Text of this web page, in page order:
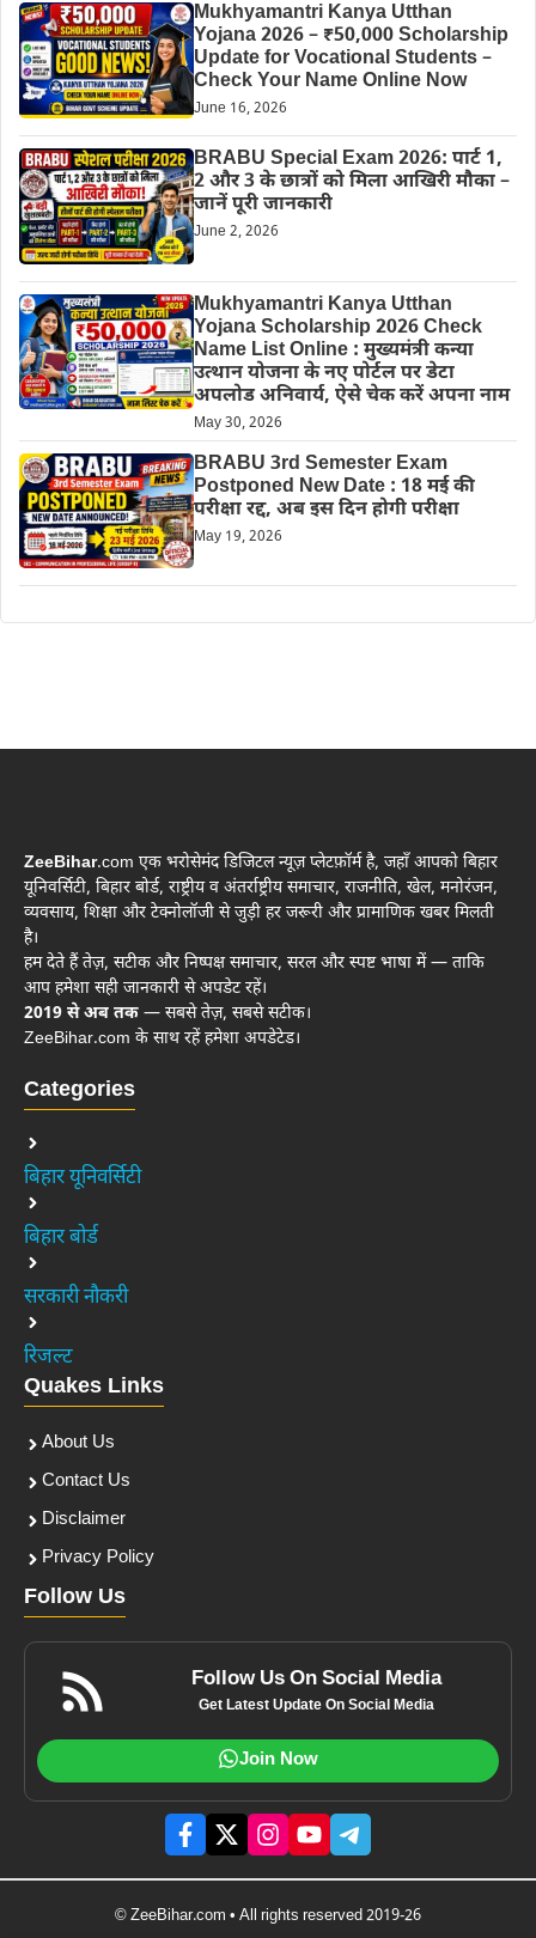
Mukhyamantri Kanya Utthan
Yojana 2026 – ₹50,000 Scholarship
Update for Vocational Students –
Check Your Name Online Now
June 16, 2026
BRABU Special Exam 2026: पार्ट 1,
2 और 3 के छात्रों को मिला आखिरी मौका –
जानें पूरी जानकारी
June 2, 2026
Mukhyamantri Kanya Utthan
Yojana Scholarship 2026 Check
Name List Online : मुख्यमंत्री कन्या
उत्थान योजना के नए पोर्टल पर डेटा
अपलोड अनिवार्य, ऐसे चेक करें अपना नाम
May 30, 2026
BRABU 3rd Semester Exam
Postponed New Date : 18 मई की
परीक्षा रद्द, अब इस दिन होगी परीक्षा
May 19, 2026
ZeeBihar.com एक भरोसेमंद डिजिटल न्यूज़ प्लेटफ़ॉर्म है, जहाँ आपको बिहार
यूनिवर्सिटी, बिहार बोर्ड, राष्ट्रीय व अंतर्राष्ट्रीय समाचार, राजनीति, खेल, मनोरंजन,
व्यवसाय, शिक्षा और टेक्नोलॉजी से जुड़ी हर जरूरी और प्रामाणिक खबर मिलती
है।
हम देते हैं तेज़, सटीक और निष्पक्ष समाचार, सरल और स्पष्ट भाषा में — ताकि
आप हमेशा सही जानकारी से अपडेट रहें।
2019 से अब तक — सबसे तेज़, सबसे सटीक।
ZeeBihar.com के साथ रहें हमेशा अपडेटेड।
Categories
बिहार यूनिवर्सिटी
बिहार बोर्ड
सरकारी नौकरी
रिजल्ट
Quakes Links
About Us
Contact Us
Disclaimer
Privacy Policy
Follow Us
Follow Us On Social Media
Get Latest Update On Social Media
Join Now
© ZeeBihar.com • All rights reserved 2019-26